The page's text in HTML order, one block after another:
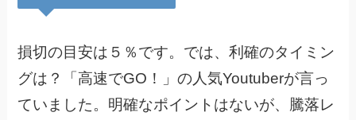
損切の目安は５％です。では、利確のタイミン
グは？「高速でGO！」の人気Youtuberが言っ
ていました。明確なポイントはないが、騰落レ